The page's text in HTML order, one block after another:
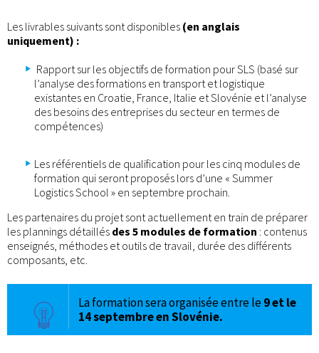
Les livrables suivants sont disponibles (en anglais
uniquement) :
Rapport sur les objectifs de formation pour SLS (basé sur
l’analyse des formations en transport et logistique
existantes en Croatie, France, Italie et Slovénie et l’analyse
des besoins des entreprises du secteur en termes de
compétences)
Les référentiels de qualification pour les cinq modules de
formation qui seront proposés lors d’une « Summer
Logistics School » en septembre prochain.
Les partenaires du projet sont actuellement en train de préparer
les plannings détaillés des 5 modules de formation : contenus
enseignés, méthodes et outils de travail, durée des différents
composants, etc.
La formation sera organisée entre le9 et le
14 septembre en Slovénie.